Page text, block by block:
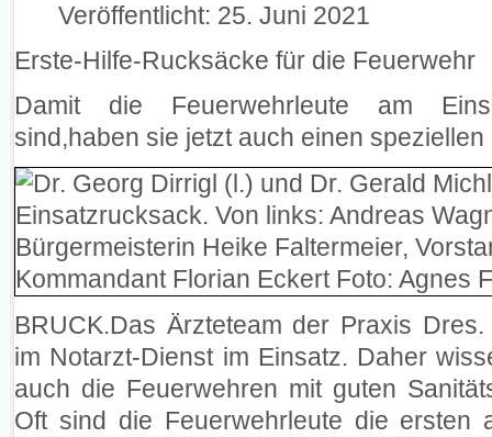
Veröffentlicht: 25. Juni 2021
Erste-Hilfe-Rucksäcke für die Feuerwehr
Damit die Feuerwehrleute am
sind,haben sie jetzt auch einen
BRUCK.Das Ärzteteam der Praxis
im Notarzt-Dienst im Einsatz. Daher
auch die Feuerwehren mit guten
Oft sind die Feuerwehrleute die ersten